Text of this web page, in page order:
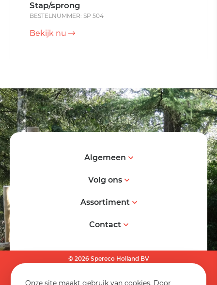
Onze site maakt gebruik van cookies. Door
Stap/sprong
BESTELNUMMER: SP 504
Bekijk nu
Algemeen
Volg ons
Assortiment
Contact
© 2026 Spereco Holland BV